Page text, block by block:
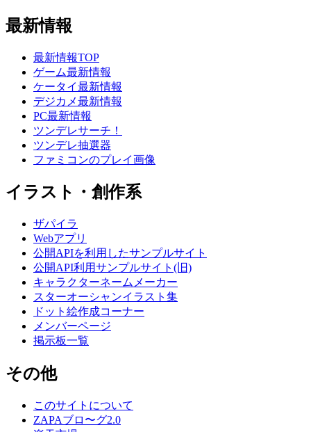
最新情報
最新情報TOP
ゲーム最新情報
ケータイ最新情報
デジカメ最新情報
PC最新情報
ツンデレサーチ！
ツンデレ抽選器
ファミコンのプレイ画像
イラスト・創作系
ザパイラ
Webアプリ
公開APIを利用したサンプルサイト
公開API利用サンプルサイト(旧)
キャラクターネームメーカー
スターオーシャンイラスト集
ドット絵作成コーナー
メンバーページ
掲示板一覧
その他
このサイトについて
ZAPAブロ〜グ2.0